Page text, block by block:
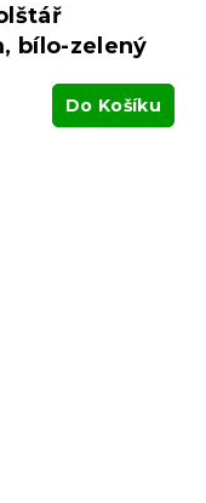
bílo-zelený
Do Košíku